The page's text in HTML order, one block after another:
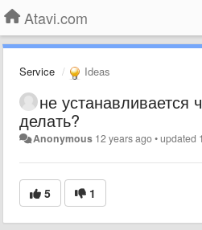
Atavi.com
Service Ideas
не устанавливается
делать?
Anonymous 12 years ago•updated
5 1